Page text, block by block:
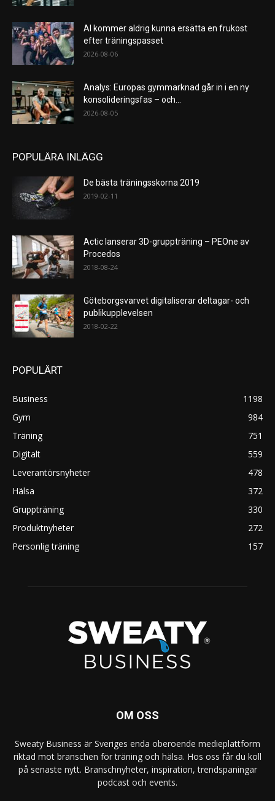
AI kommer aldrig kunna ersätta en frukost
efter träningspasset
2026-08-06
Analys: Europas gymmarknad går in i en ny
konsolideringsfas – och...
2026-08-05
POPULÄRA INLÄGG
De bästa träningsskorna 2019
2019-02-11
Actic lanserar 3D-gruppträning – PEOne av
Procedos
2018-08-24
Göteborgsvarvet digitaliserar deltagar- och
publikupplevelsen
2018-02-22
POPULÄRT
Business
1198
Gym
984
Träning
751
Digitalt
559
Leverantörsnyheter
478
Hälsa
372
Gruppträning
330
Produktnyheter
272
Personlig träning
157
OM OSS
Sweaty Business är Sveriges enda oberoende medieplattform
riktad mot branschen för träning och hälsa. Hos oss får du koll
på senaste nytt. Branschnyheter, inspiration, trendspaningar
podcast och events.